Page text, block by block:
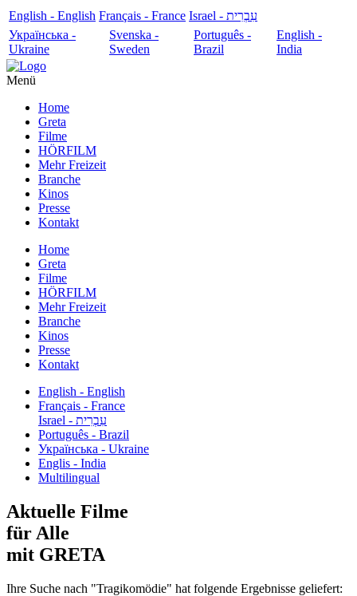
English - English Français - France
עִבְרִית - Israel
Українська -
Ukraine
Svenska -
Sweden
Português -
Brazil
English -
India
Menü
Home
Greta
Filme
HÖRFILM
Mehr Freizeit
Branche
Kinos
Presse
Kontakt
Home
Greta
Filme
HÖRFILM
Mehr Freizeit
Branche
Kinos
Presse
Kontakt
English - English
Français - France
עִבְרִית - Israel
Português - Brazil
Українська - Ukraine
Englis - India
Multilingual
Aktuelle Filme
für Alle
mit GRETA
Ihre Suche nach "Tragikomödie" hat folgende Ergebnisse geliefert: